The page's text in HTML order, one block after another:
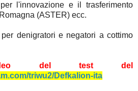
l'innovazione e il trasferimento
(ASTER) ecc.
denigratori e negatori a cottimo
del test del
triwu2/Defkalion-ita